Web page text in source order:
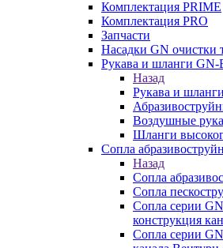
Комплектация PRIME
Комплектация PRO
Запчасти
Насадки GN очистки
Рукава и шланги
Назад
Рукава и
Воздушные
Шланги
Сопла
Назад
Сопла
Сопла
Сопла серии
конструкция
Сопла серии